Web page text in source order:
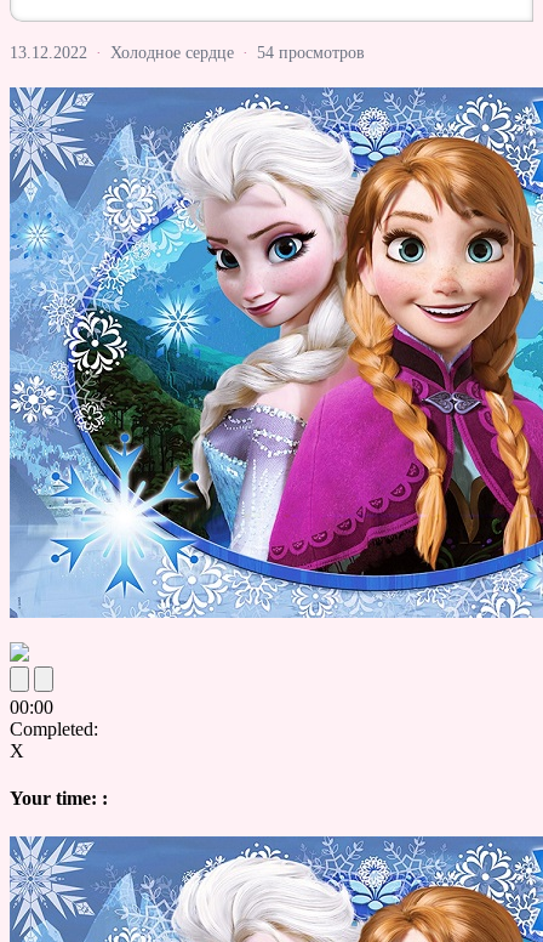
13.12.2022 · Холодное сердце · 54 просмотров
00:00
Completed:
X
Your time: :